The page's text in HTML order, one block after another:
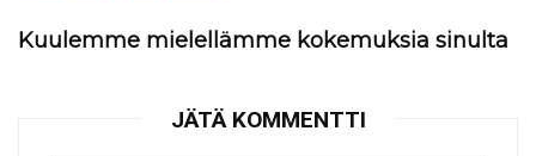
Kuulemme mielellämme kokemuksia sinulta
JÄTÄ KOMMENTTI